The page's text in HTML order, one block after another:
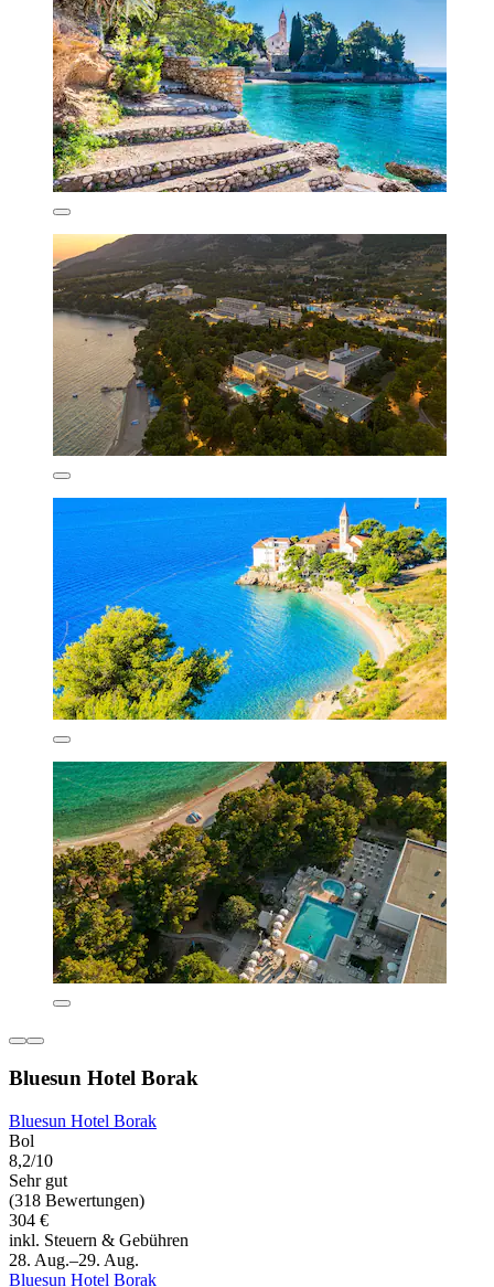
Bluesun Hotel Borak
Bluesun Hotel Borak
Bol
8,2/10
Sehr gut
(318 Bewertungen)
304 €
inkl. Steuern & Gebühren
28. Aug.–29. Aug.
Bluesun Hotel Borak